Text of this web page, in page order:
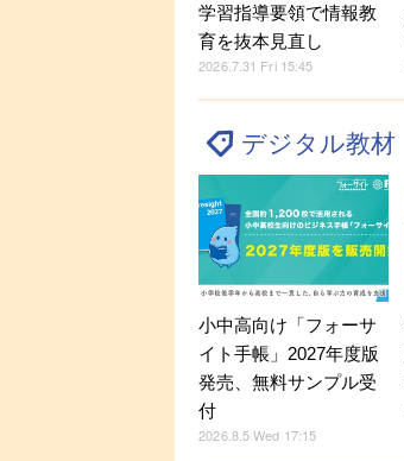
学習指導要領で情報教
育を抜本見直し
2026.7.31 Fri 15:45
デジタル教材
小中高向け「フォーサ
イト手帳」2027年度版
発売、無料サンプル受
付
2026.8.5 Wed 17:15